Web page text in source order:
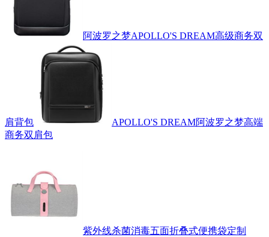
阿波罗之梦APOLLO'S DREAM高级商务双
肩背包
APOLLO'S DREAM阿波罗之梦高端
商务双肩包
紫外线杀菌消毒五面折叠式便携袋定制